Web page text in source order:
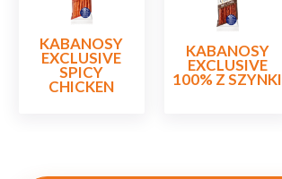
KABANOSY
EXCLUSIVE
SPICY
CHICKEN
KABANOSY
EXCLUSIVE
100% Z SZYNKI